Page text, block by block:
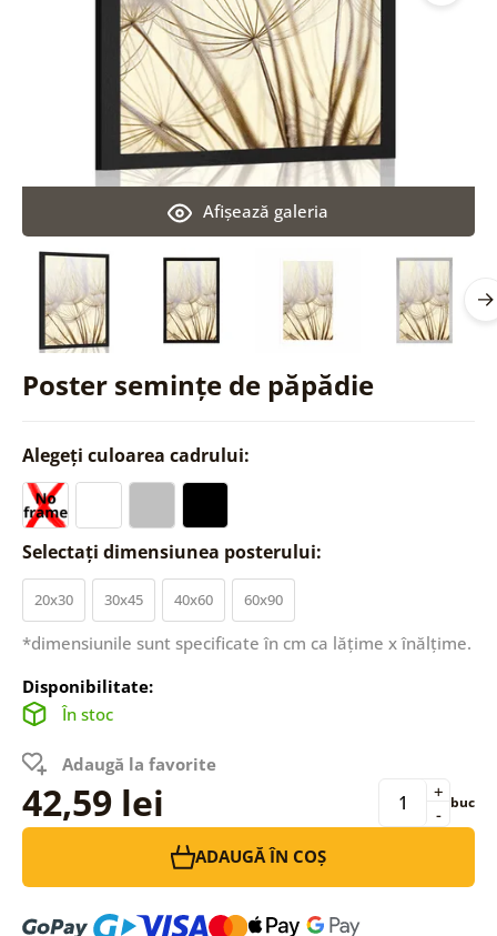
Poster semințe de păpădie
Afişează galeria
Alegeți culoarea cadrului:
Selectați dimensiunea posterului:
20x30 30x45 40x60 60x90
*dimensiunile sunt specificate în cm ca lățime x înălțime.
Disponibilitate:
În stoc
Adaugă la favorite
42,59 lei -
+ buc
ADAUGĂ ÎN COȘ